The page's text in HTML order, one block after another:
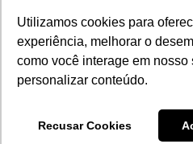
Utilizamos cookies para
experiência, melhorar o
como você interage em nosso
personalizar conteúdo.
Recusar Cookies
CENTRAL DE ATENDIMENTO
(11) 3201-7000
contato@grupoprevine.com.br